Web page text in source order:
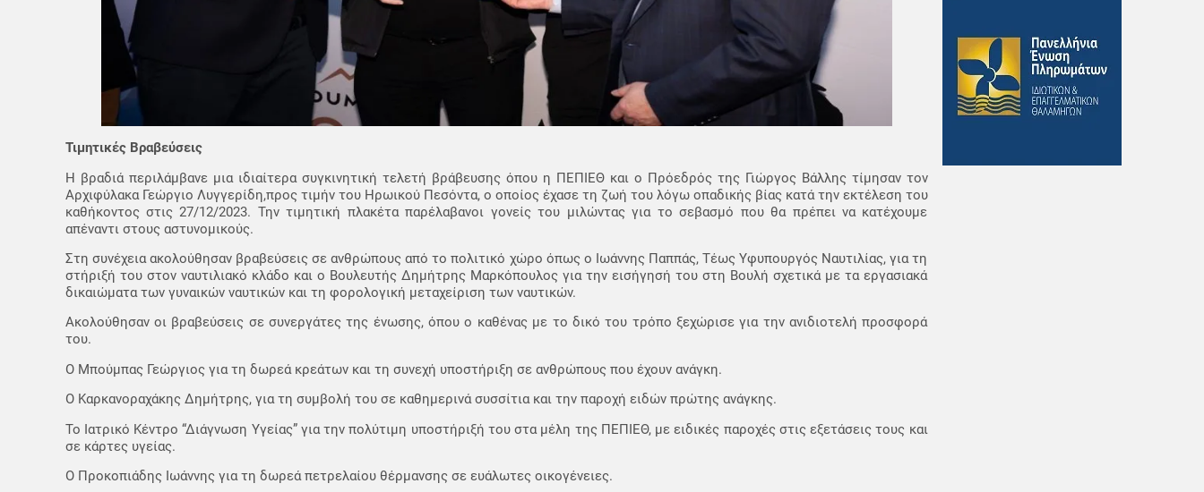
Τιμητικές Βραβεύσεις
Η βραδιά περιλάμβανε μια ιδιαίτερα συγκινητική τελετή βράβευσης όπου η ΠΕΠΙΕΘ και ο Πρόεδρός της Γιώργος Βάλλης τίμησαν τον
Αρχιφύλακα Γεώργιο Λυγγερίδη,προς τιμήν του Ηρωικού Πεσόντα, ο οποίος έχασε τη ζωή του λόγω οπαδικής βίας κατά την εκτέλεση του
καθήκοντος στις 27/12/2023. Την τιμητική πλακέτα παρέλαβανοι γονείς του μιλώντας για το σεβασμό που θα πρέπει να κατέχουμε
απέναντι στους αστυνομικούς.
Στη συνέχεια ακολούθησαν βραβεύσεις σε ανθρώπους από το πολιτικό χώρο όπως ο Ιωάννης Παππάς, Τέως Υφυπουργός Ναυτιλίας, για τη
στήριξή του στον ναυτιλιακό κλάδο και ο Βουλευτής Δημήτρης Μαρκόπουλος για την εισήγησή του στη Βουλή σχετικά με τα εργασιακά
δικαιώματα των γυναικών ναυτικών και τη φορολογική μεταχείριση των ναυτικών.
Ακολούθησαν οι βραβεύσεις σε συνεργάτες της ένωσης, όπου ο καθένας με το δικό του τρόπο ξεχώρισε για την ανιδιοτελή προσφορά
του.
Ο Μπούμπας Γεώργιος για τη δωρεά κρεάτων και τη συνεχή υποστήριξη σε ανθρώπους που έχουν ανάγκη.
Ο Καρκανοραχάκης Δημήτρης, για τη συμβολή του σε καθημερινά συσσίτια και την παροχή ειδών πρώτης ανάγκης.
Το Ιατρικό Κέντρο “Διάγνωση Υγείας” για την πολύτιμη υποστήριξή του στα μέλη της ΠΕΠΙΕΘ, με ειδικές παροχές στις εξετάσεις τους και
σε κάρτες υγείας.
Ο Προκοπιάδης Ιωάννης για τη δωρεά πετρελαίου θέρμανσης σε ευάλωτες οικογένειες.